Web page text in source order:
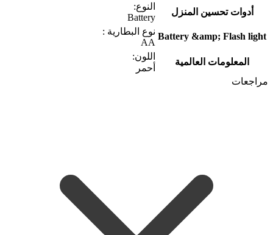
أدوات تحسين المنزل
النوع:
Battery
Battery &amp; Flash light نوع البطارية :
AA
المعلومات العالمية
اللون:
أحمر
مراجعات